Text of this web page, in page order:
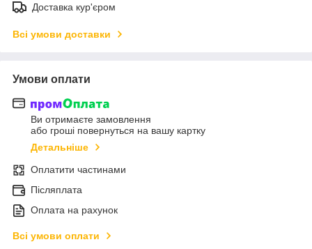
Доставка кур'єром
Всі умови доставки
Умови оплати
Ви отримаєте замовлення
або гроші повернуться на вашу картку
Детальніше
Оплатити частинами
Післяплата
Оплата на рахунок
Всі умови оплати